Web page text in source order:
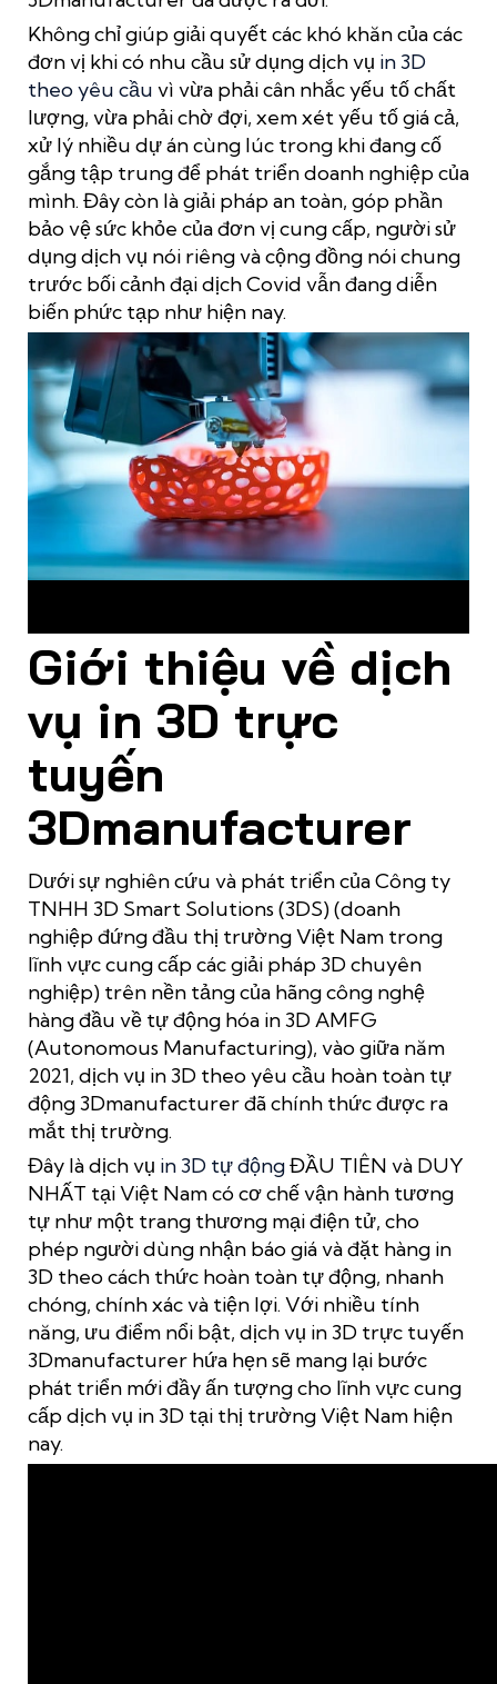
Không chỉ giúp giải quyết các khó khăn của các
đơn vị khi có nhu cầu sử dụng dịch vụ in 3D
theo yêu cầu vì vừa phải cân nhắc yếu tố chất
lượng, vừa phải chờ đợi, xem xét yếu tố giá cả,
xử lý nhiều dự án cùng lúc trong khi đang cố
gắng tập trung để phát triển doanh nghiệp của
mình. Đây còn là giải pháp an toàn, góp phần
bảo vệ sức khỏe của đơn vị cung cấp, người sử
dụng dịch vụ nói riêng và cộng đồng nói chung
trước bối cảnh đại dịch Covid vẫn đang diễn
biến phức tạp như hiện nay.
Giới thiệu về dịch
vụ in 3D trực
tuyến
3Dmanufacturer
Dưới sự nghiên cứu và phát triển củaCông ty
TNHH 3D Smart Solutions (3DS)(doanh
nghiệp đứng đầu thị trường Việt Nam trong
lĩnh vực cung cấp các giải pháp 3D chuyên
nghiệp) trên nền tảng của hãng công nghệ
hàng đầu về tự động hóa in 3D AMFG
(Autonomous Manufacturing), vào giữa năm
2021, dịch vụ in 3D theo yêu cầu hoàn toàn tự
động 3Dmanufacturer đã chính thức được ra
mắt thị trường.
Đây là dịch vụ in 3D tự độngĐẦU TIÊN và DUY
NHẤT tại Việt Nam có cơ chế vận hành tương
tự như một trang thương mại điện tử, cho
phép người dùng nhận báo giá và đặt hàng in
3D theo cách thức hoàn toàn tự động, nhanh
chóng, chính xác và tiện lợi. Với nhiều tính
năng, ưu điểm nổi bật, dịch vụ in 3D trực tuyến
3Dmanufacturer hứa hẹn sẽ mang lại bước
phát triển mới đầy ấn tượng cho lĩnh vực cung
cấp dịch vụ in 3D tại thị trường Việt Nam hiện
nay.